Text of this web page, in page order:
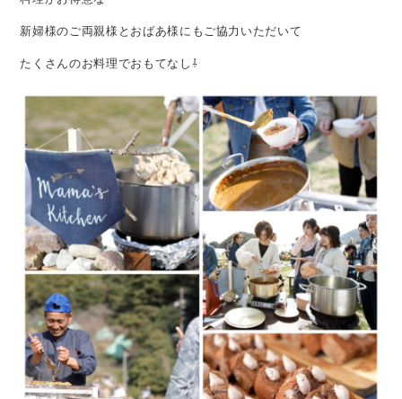
新婦様のご両親様とおばあ様にもご協力いただいて
たくさんのお料理でおもてなし⇩